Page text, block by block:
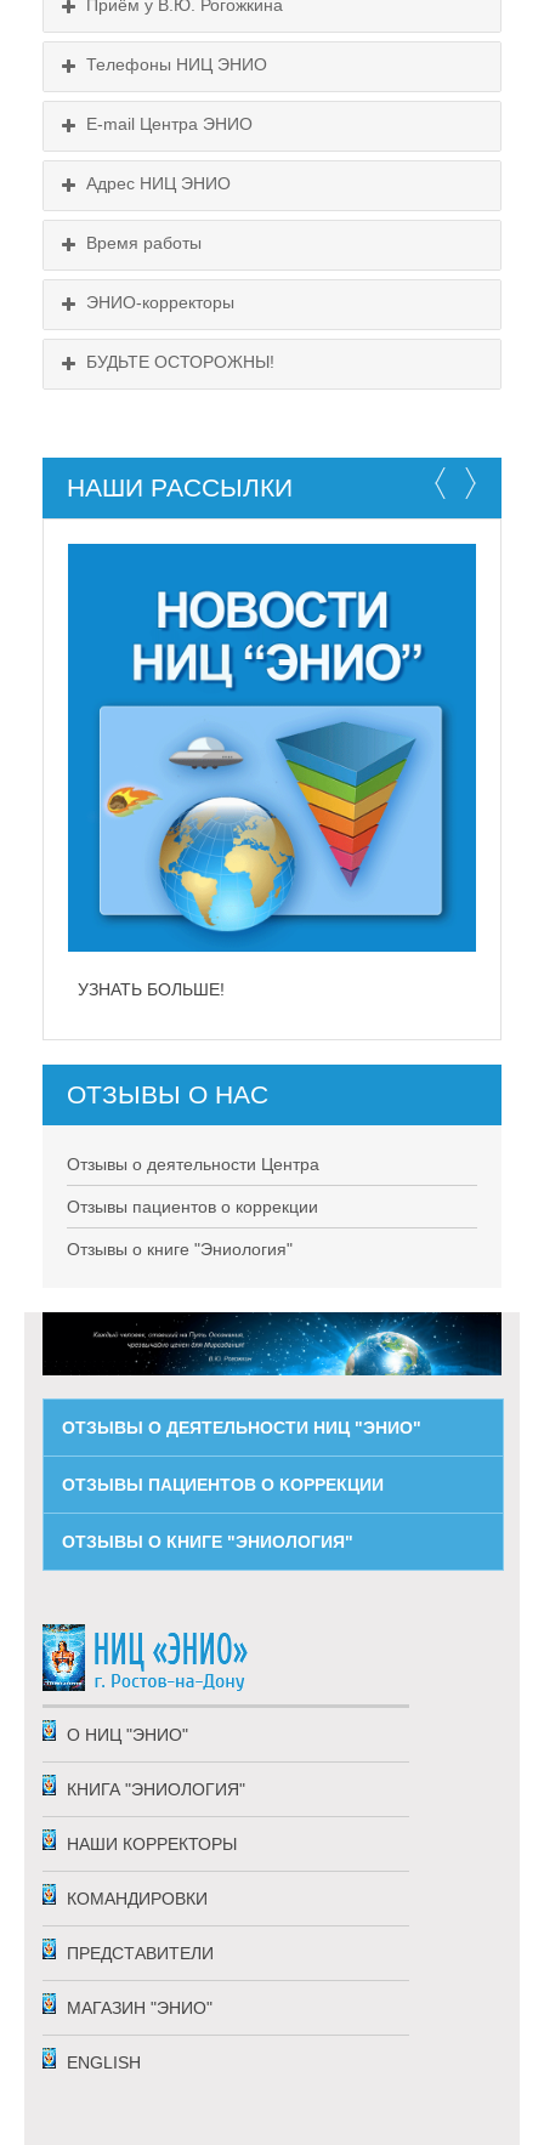
Схема проезда
Выходные:
Схема проезда
Выходные:
Приём у В.Ю. Рогожкина
Телефоны НИЦ ЭНИО
E-mail Центра ЭНИО
Адрес НИЦ ЭНИО
Время работы
ЭНИО-корректоры
БУДЬТЕ ОСТОРОЖНЫ!
НАШИ РАССЫЛКИ
УЗНАТЬ БОЛЬШЕ!
ОТЗЫВЫ О НАС
Отзывы о деятельности Центра
Отзывы пациентов о коррекции
Отзывы о книге "Эниология"
ОТЗЫВЫ О ДЕЯТЕЛЬНОСТИ НИЦ "ЭНИО"
ОТЗЫВЫ ПАЦИЕНТОВ О КОРРЕКЦИИ
ОТЗЫВЫ О КНИГЕ "ЭНИОЛОГИЯ"
О НИЦ "ЭНИО"
КНИГА "ЭНИОЛОГИЯ"
НАШИ КОРРЕКТОРЫ
КОМАНДИРОВКИ
ПРЕДСТАВИТЕЛИ
МАГАЗИН "ЭНИО"
ENGLISH